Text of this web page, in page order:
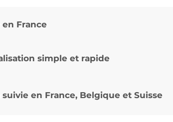
France
simple et rapide
suivie en France, Belgique et Suisse